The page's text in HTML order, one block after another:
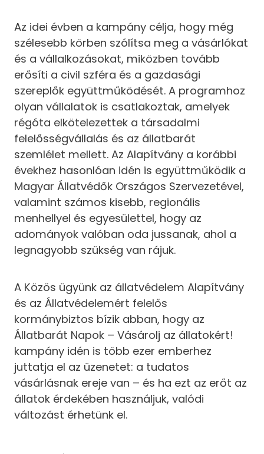
Az idei évben a kampány célja, hogy még
szélesebb körben szólítsa meg a vásárlókat
és a vállalkozásokat, miközben tovább
erősíti a civil szféra és a gazdasági
szereplők együttműködését. A programhoz
olyan vállalatok is csatlakoztak, amelyek
régóta elkötelezettek a társadalmi
felelősségvállalás és az állatbarát
szemlélet mellett. Az Alapítvány a korábbi
évekhez hasonlóan idén is együttműködik a
Magyar Állatvédők Országos Szervezetével,
valamint számos kisebb, regionális
menhellyel és egyesülettel, hogy az
adományok valóban oda jussanak, ahol a
legnagyobb szükség van rájuk.
A Közös ügyünk az állatvédelem Alapítvány
és az Állatvédelemért felelős
kormánybiztos bízik abban, hogy az
Állatbarát Napok – Vásárolj az állatokért!
kampány idén is több ezer emberhez
juttatja el az üzenetet: a tudatos
vásárlásnak ereje van – és ha ezt az erőt az
állatok érdekében használjuk, valódi
változást érhetünk el.